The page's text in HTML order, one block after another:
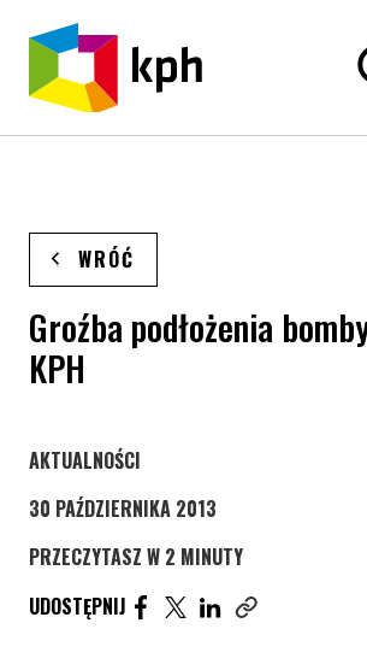
PRZEJDŹ DO TREŚCI
WRÓĆ
Groźba podłożenia
KPH
STRONA KATEGORII WPISÓW
AKTUALNOŚCI
30 PAŹDZIERNIKA 2013
PRZECZYTASZ W 2 MINUTY
UDOSTĘPNIJ
UDOSTĘPNIJ ARTYKUŁ
UDOSTĘPNIJ
UDOSTĘPNIJ